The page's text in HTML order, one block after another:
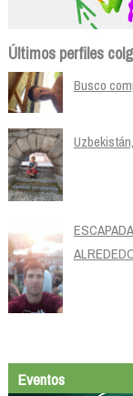
Últimos perfiles
Busco
Eventos